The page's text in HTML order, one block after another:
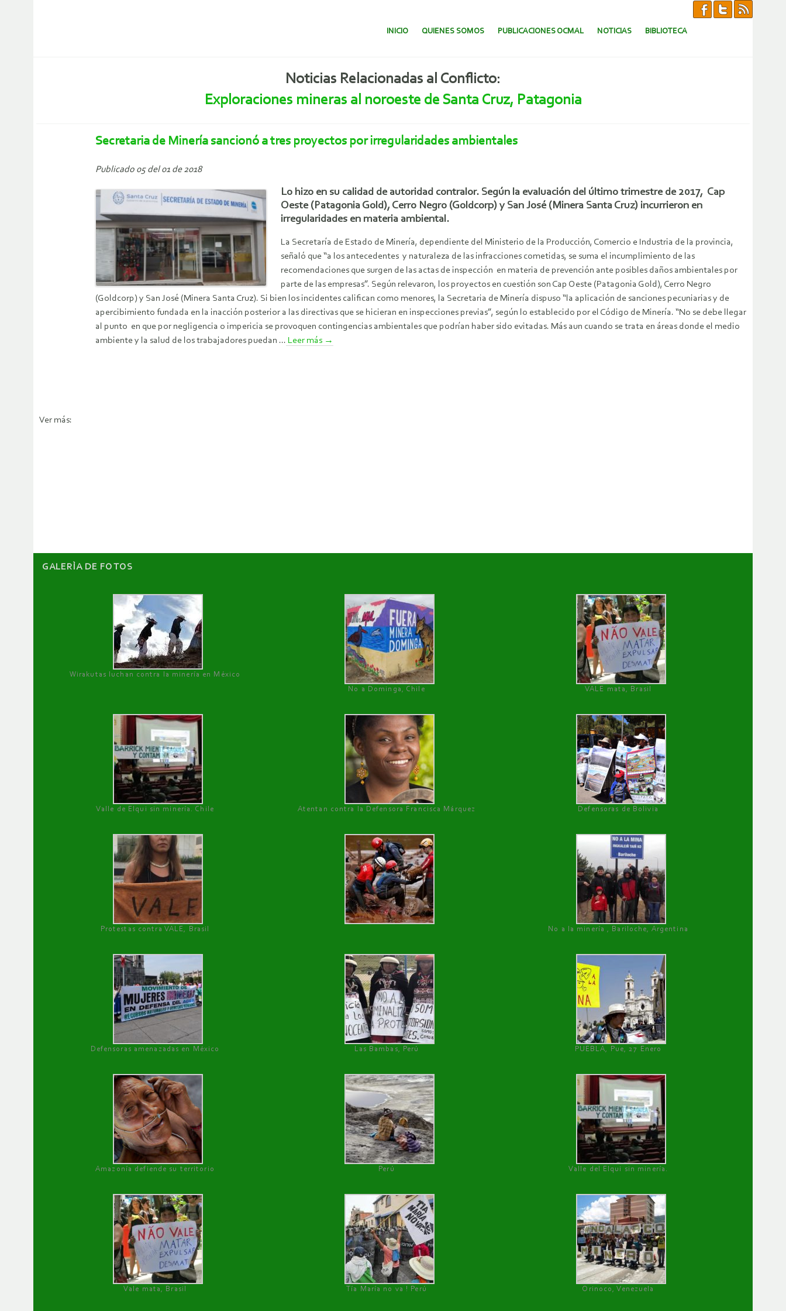
SALTAR AL CONTENIDO.
INICIO QUIENES SOMOS PUBLICACIONES OCMAL NOTICIAS BIBLIOTECA
Noticias Relacionadas al Conflicto:
Exploraciones mineras al noroeste de Santa Cruz, Patagonia
Secretaria de Minería sancionó a tres proyectos por irregularidades ambientales
Publicado 05 del 01 de 2018
Lo hizo en su calidad de autoridad contralor. Según la evaluación del último trimestre de 2017, Cap
Oeste (Patagonia Gold), Cerro Negro (Goldcorp) y San José (Minera Santa Cruz) incurrieron en
irregularidades en materia ambiental.
La Secretaría de Estado de Minería, dependiente del Ministerio de la Producción, Comercio e Industria de la provincia,
señaló que “a los antecedentes y naturaleza de las infracciones cometidas, se suma el incumplimiento de las
recomendaciones que surgen de las actas de inspección en materia de prevención ante posibles daños ambientales por
parte de las empresas”. Según relevaron, los proyectos en cuestión son Cap Oeste (Patagonia Gold), Cerro Negro
(Goldcorp) y San José (Minera Santa Cruz). Si bien los incidentes califican como menores, la Secretaria de Minería dispuso “la aplicación de sanciones pecuniarias y de
apercibimiento fundada en la inacción posterior a las directivas que se hicieran en inspecciones previas”, según lo establecido por el Código de Minería. “No se debe llegar
al punto en que por negligencia o impericia se provoquen contingencias ambientales que podrían haber sido evitadas. Más aun cuando se trata en áreas donde el medio
ambiente y la salud de los trabajadores puedan ... Leer más →
Ver más:
GALERÌA DE FOTOS
Wirakutas luchan contra la minería en México
No a Dominga, Chile
VALE mata, Brasil
Valle de Elqui sin minería. Chile Atentan contra la Defensora Francisca Márquez Defensoras de Bolivia
Protestas contra VALE, Brasil No a la minería , Bariloche, Argentina
Defensoras amenazadas en México Las Bambas, Perú PUEBLA, Pue, 27 Enero
Amazonía defiende su territorio Perú Valle del Elqui sin minería.
Vale mata, Brasil Tía María no va ! Perú Orinoco, Venezuela